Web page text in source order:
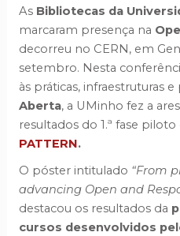
As Bibliotecas da
marcaram presença na
decorreu no CERN, em
setembro. Nesta
às práticas, infraestruturas
Aberta, a UMinho fez a
resultados do 1.ª fase
PATTERN.
O póster intitulado “From
advancing Open and
destacou os resultados da
cursos desenvolvidos